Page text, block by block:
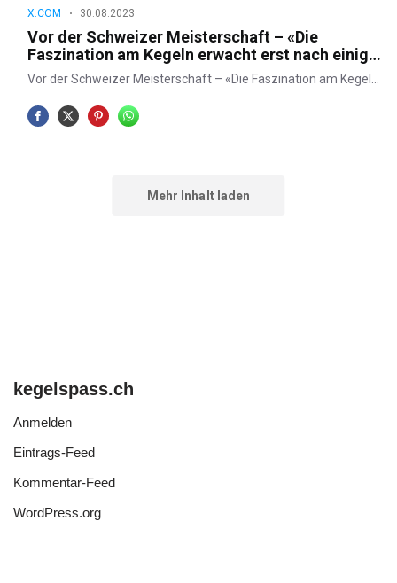
kegelspass.ch
Anmelden
Eintrags-Feed
Kommentar-Feed
WordPress.org